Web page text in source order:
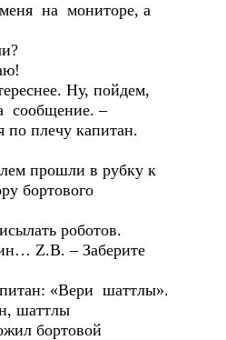
на мониторе, а
Ну, пойдем,
сообщение. –
по плечу капитан.
прошли в рубку к
бортового
роботов.
Z.B. – Заберите
«Вери шаттлы».
шаттлы
бортовой